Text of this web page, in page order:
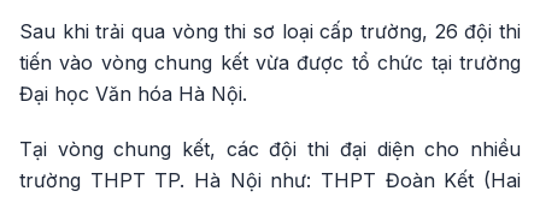
Sau khi trải qua vòng thi sơ loại cấp trường, 26 đội thi
tiến vào vòng chung kết vừa được tổ chức tại trường
Đại học Văn hóa Hà Nội.
Tại vòng chung kết, các đội thi đại diện cho nhiều
trường THPT TP. Hà Nội như: THPT Đoàn Kết (Hai